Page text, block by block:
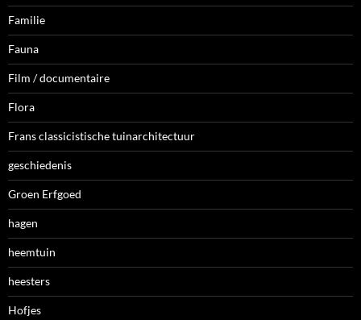
Familie
Fauna
Film / documentaire
Flora
Frans classicistische tuinarchitectuur
geschiedenis
Groen Erfgoed
hagen
heemtuin
heesters
Hofjes